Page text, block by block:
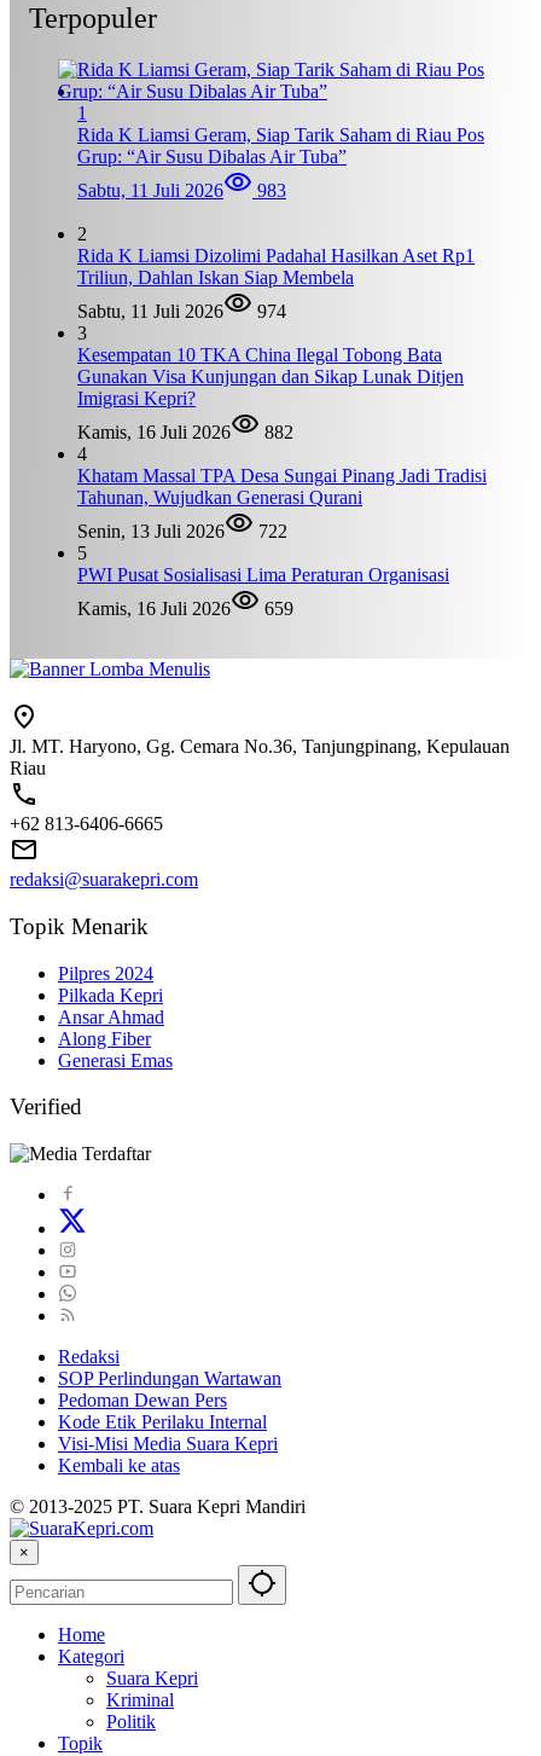
Terpopuler
1
Rida K Liamsi Geram, Siap Tarik Saham di Riau Pos
Grup: “Air Susu Dibalas Air Tuba”
Sabtu, 11 Juli 2026
983
2
Rida K Liamsi Dizolimi Padahal Hasilkan Aset Rp1
Triliun, Dahlan Iskan Siap Membela
Sabtu, 11 Juli 2026
974
3
Kesempatan 10 TKA China Ilegal Tobong Bata
Gunakan Visa Kunjungan dan Sikap Lunak Ditjen
Imigrasi Kepri?
Kamis, 16 Juli 2026
882
4
Khatam Massal TPA Desa Sungai Pinang Jadi Tradisi
Tahunan, Wujudkan Generasi Qurani
Senin, 13 Juli 2026
722
5
PWI Pusat Sosialisasi Lima Peraturan Organisasi
Kamis, 16 Juli 2026
659
Jl. MT. Haryono, Gg. Cemara No.36, Tanjungpinang, Kepulauan
Riau
+62 813-6406-6665
redaksi@suarakepri.com
Topik Menarik
Pilpres 2024
Pilkada Kepri
Ansar Ahmad
Along Fiber
Generasi Emas
Verified
Redaksi
SOP Perlindungan Wartawan
Pedoman Dewan Pers
Kode Etik Perilaku Internal
Visi-Misi Media Suara Kepri
Kembali ke atas
© 2013-2025 PT. Suara Kepri Mandiri
×
Home
Kategori
Suara Kepri
Kriminal
Politik
Topik